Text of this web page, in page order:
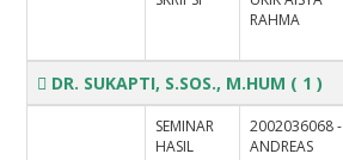
RAHMA
DR. SUKAPTI, S.SOS., M.HUM ( 1 )
SEMINAR
HASIL
2002036068 -
ANDREAS